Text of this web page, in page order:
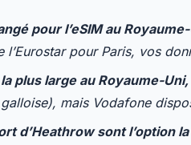
pour l’eSIM au
l’Eurostar pour Paris, vos
plus large au Royaume-
mais Vodafone
d’Heathrow sont